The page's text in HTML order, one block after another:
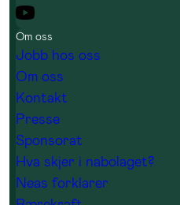
Om oss
Jobb hos oss
Om oss
Kontakt
Presse
Sponsorat
Hva skjer i nabolaget?
Neas forklarer